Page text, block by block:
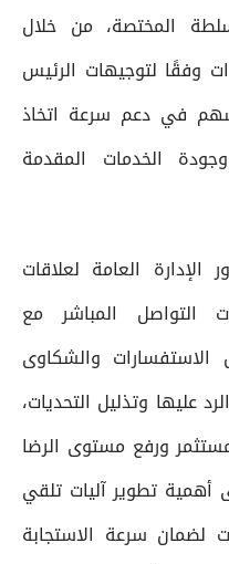
المختصة، من خلال
وفقًا لتوجيهات الرئيس
في دعم سرعة اتخاذ
وجودة الخدمات المقدمة
العامة لعلاقات
التواصل المباشر مع
الاستفسارات والشكاوى
عليها وتذليل التحديات،
ورفع مستوى الرضا
تطوير آليات تلقي
لضمان سرعة الاستجابة